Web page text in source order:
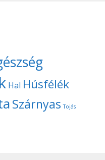
Hal Húsfélék
Szárnyas Tojás